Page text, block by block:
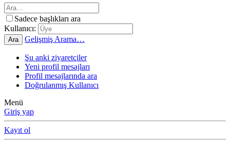
Sadece başlıkları ara
Kullanıcı:
Ara Gelişmiş Arama…
Şu anki ziyaretçiler
Yeni profil mesajları
Profil mesajlarında ara
Doğrulanmış Kullanıcı
Menü
Giriş yap
Kayıt ol